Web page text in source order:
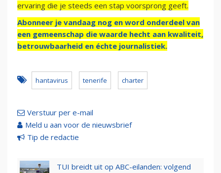
ervaring die je steeds een stap voorsprong geeft.
Abonneer je vandaag nog en word onderdeel van
een gemeenschap die waarde hecht aan kwaliteit,
betrouwbaarheid en échte journalistiek.
hantavirus tenerife charter
Verstuur per e-mail
Meld u aan voor de nieuwsbrief
Tip de redactie
TUI breidt uit op ABC-eilanden: volgend